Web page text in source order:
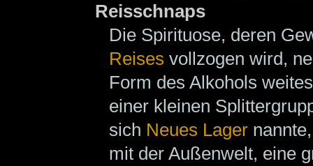
Reisschnaps
Die Spirituose, deren
Reises vollzogen wird,
Form des Alkohols
einer kleinen
sich Neues Lager
mit der Außenwelt, eine